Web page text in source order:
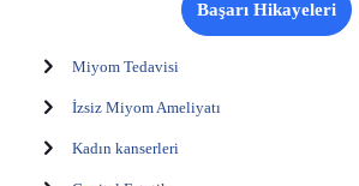
Başarı Hikayeleri
Miyom Tedavisi
İzsiz Miyom Ameliyatı
Kadın kanserleri